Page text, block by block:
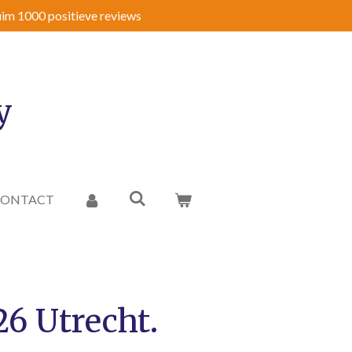
1000 positieve reviews
Utrecht.